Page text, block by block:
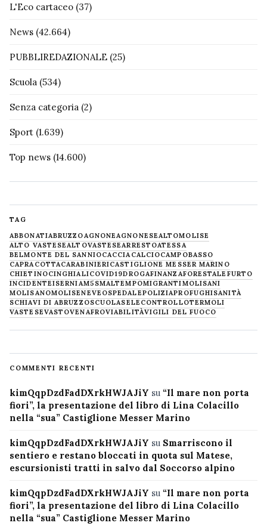
L'Eco cartaceo (37)
News (42.664)
PUBBLIREDAZIONALE (25)
Scuola (534)
Senza categoria (2)
Sport (1.639)
Top news (14.600)
TAG
ABBONATIABRUZZOAGNONEAGNONESEALTOMOLISE
ALTO VASTESEALTOVASTESEARRESTOATESSA
BELMONTE DEL SANNIOCACCIACALCIOCAMPOBASSO
CAPRACOTTACARABINIERICASTIGLIONE MESSER MARINO
CHIETINOCINGHIALICOVID19DROGAFINANZAFORESTALE FURTO
INCIDENTEISERNIAM5SMALTEMPOMIGRANTIMOLISANI
MOLISANOMOLISENEVE OSPEDALEPOLIZIAPROFUGHISANITÀ
SCHIAVI DI ABRUZZOSCUOLASELECONTROLLOTERMOLI
VASTESEVASTOVENAFROVIABILITÀVIGILI DEL FUOCO
COMMENTI RECENTI
kimQqpDzdFadDXrkHWJAJiY su “Il mare non porta
fiori”, la presentazione del libro di Lina Colacillo
nella “sua” Castiglione Messer Marino
kimQqpDzdFadDXrkHWJAJiY su Smarriscono il
sentiero e restano bloccati in quota sul Matese,
escursionisti tratti in salvo dal Soccorso alpino
kimQqpDzdFadDXrkHWJAJiY su “Il mare non porta
fiori”, la presentazione del libro di Lina Colacillo
nella “sua” Castiglione Messer Marino